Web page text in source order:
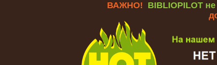
ВАЖНО! BIBLIOPILOT